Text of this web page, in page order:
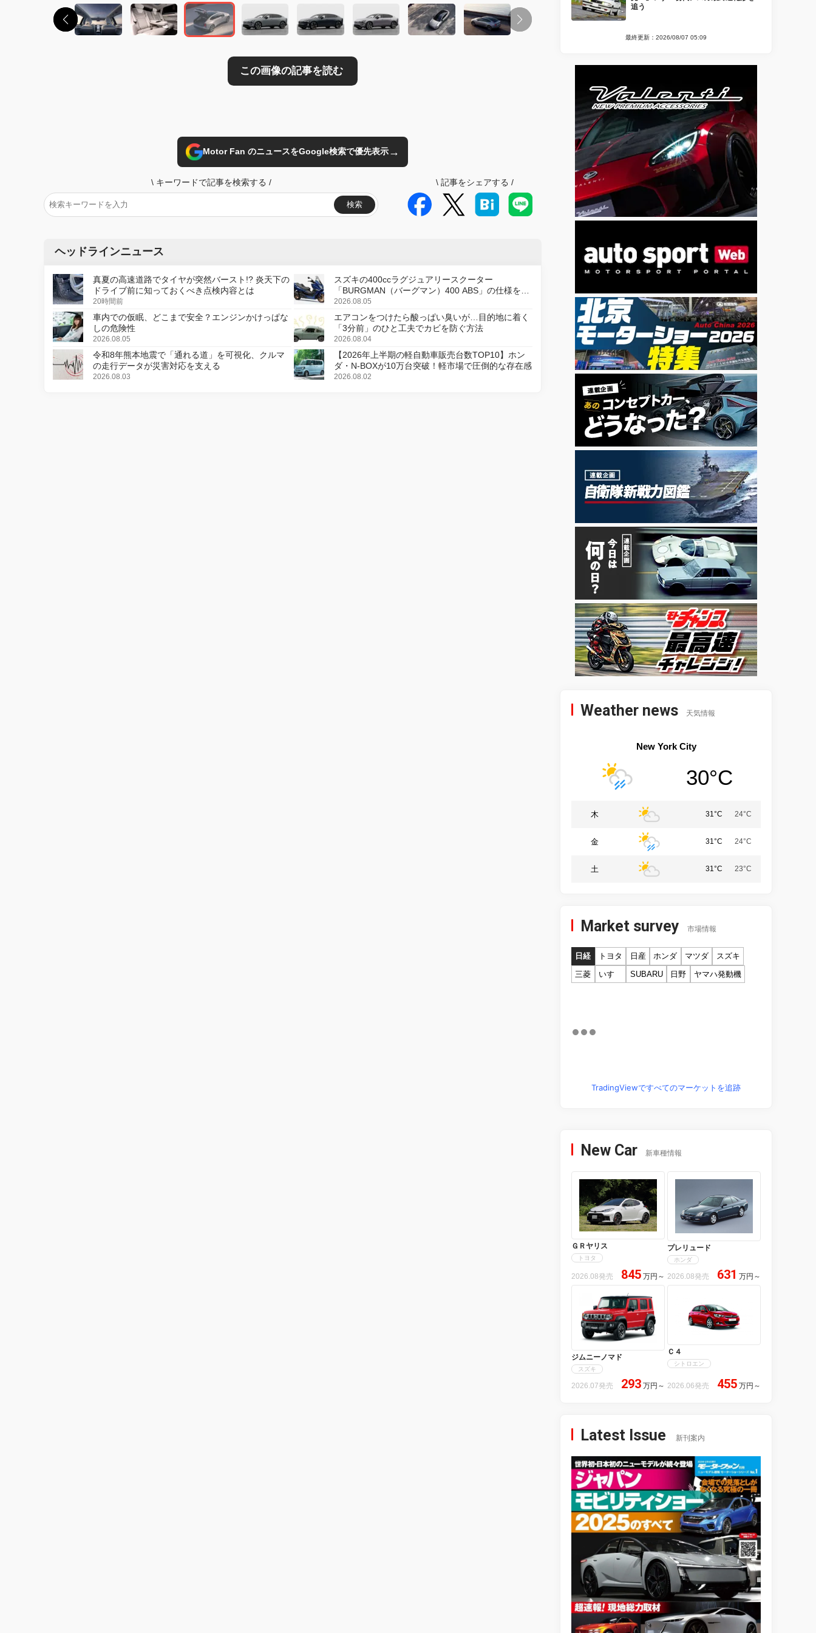
Motor Fan のニュースをGoogle検索で優先表示→
\ キーワードで記事を検索する /
検索
\ 記事をシェアする /
ヘッドラインニュース
真夏の高速道路でタイヤが突然バースト!? 炎天下の
ドライブ前に知っておくべき点検内容とは
20時間前
スズキの400ccラグジュアリースクーター
「BURGMAN（バーグマン）400 ABS」の仕様を変
更し、8月18日に発売
2026.08.05
車内での仮眠、どこまで安全？エンジンかけっぱな
しの危険性
2026.08.05
エアコンをつけたら酸っぱい臭いが…目的地に着く
「3分前」のひと工夫でカビを防ぐ方法
2026.08.04
令和8年熊本地震で「通れる道」を可視化、クルマ
の走行データが災害対応を支える
2026.08.03
【2026年上半期の軽自動車販売台数TOP10】ホン
ダ・N-BOXが10万台突破！軽市場で圧倒的な存在感
2026.08.02
追う
最終更新：2026/08/07 05:09
Weather news 天気情報
New York City
30°C
木 31°C 24°C
金 31°C 24°C
土 31°C 23°C
Market survey 市場情報
日経 トヨタ 日産 ホンダ マツダ
スズキ
三菱
いすゞ SUBARU 日野 ヤマハ発動機
TradingViewですべてのマーケットを追跡
New Car 新車種情報
ＧＲヤリス
トヨタ
2026.08発売 845 万円 ～
プレリュード
ホンダ
2026.08発売 631 万円 ～
ジムニーノマド
スズキ
2026.07発売 293 万円 ～
Ｃ４
シトロエン
2026.06発売 455 万円 ～
Latest Issue 新刊案内